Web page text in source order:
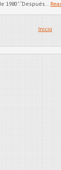
1980”.“Después…
Inicio